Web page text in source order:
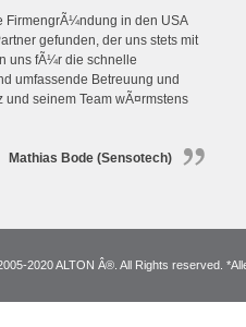
FirmengrÃ¼ndung in den USA
gefunden, der uns stets mit
uns fÃ¼r die schnelle
umfassende Betreuung und
seinem Team wÃ¤rmstens
Mathias Bode (Sensotech)
2020 ALTON Â®. All Rights reserved.